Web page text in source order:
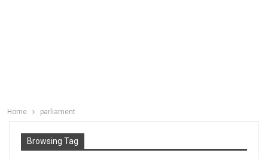
Home parliament
Browsing Tag